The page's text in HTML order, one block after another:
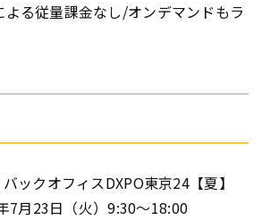
る従量課金なし/オンデマンドもラ
ックオフィスDXPO東京24【夏】
23日（火）9:30～18:00